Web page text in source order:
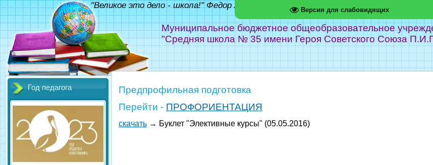
Версия для слабовидящих
Муниципальное бюджетное общеобразовательное
"Средняя школа № 35 имени Героя Советского Союза
"Великое это дело - школа!" Федор Абрамов
Год педагога
Предпрофильная подготовка
Перейти - ПРОФОРИЕНТАЦИЯ
скачать → Буклет "Элективные курсы" (05.05.2016)